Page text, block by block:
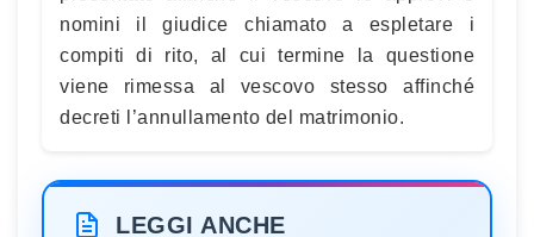
nomini il giudice chiamato a espletare i
compiti di rito, al cui termine la questione
viene rimessa al vescovo stesso affinché
decreti l’annullamento del matrimonio.
LEGGI ANCHE